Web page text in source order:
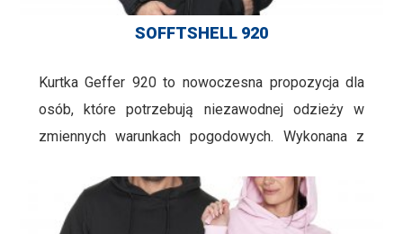
SOFFTSHELL 920
Kurtka Geffer 920 to nowoczesna propozycja dla
osób, które potrzebują niezawodnej odzieży w
zmiennych warunkach pogodowych. Wykonana z
mikropolarem, zapewnia dobrą ochronę przed
wiatrem i chłodem, a jednocześnie pozostaje